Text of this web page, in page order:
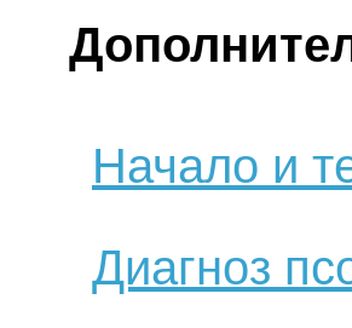
Начало и
Диагноз